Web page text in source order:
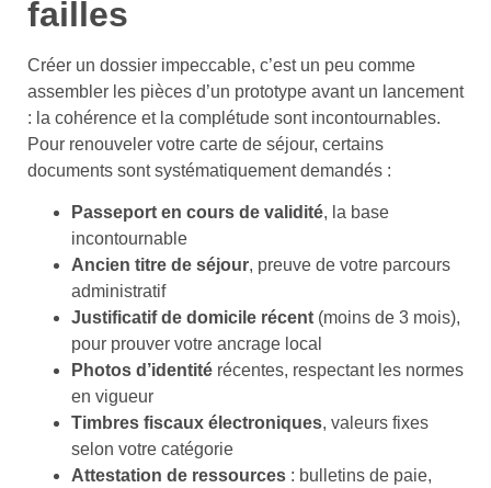
failles
Créer un dossier impeccable, c’est un peu comme
assembler les pièces d’un prototype avant un lancement
: la cohérence et la complétude sont incontournables.
Pour renouveler votre carte de séjour, certains
documents sont systématiquement demandés :
Passeport en cours de validité, la base
incontournable
Ancien titre de séjour, preuve de votre parcours
administratif
Justificatif de domicile récent (moins de 3 mois),
pour prouver votre ancrage local
Photos d’identité récentes, respectant les normes
en vigueur
Timbres fiscaux électroniques, valeurs fixes
selon votre catégorie
Attestation de ressources : bulletins de paie,